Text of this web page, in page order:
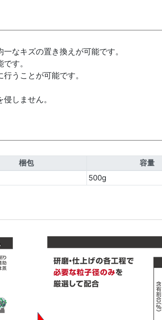
なキズの置き換えが可能です。
す。
うことが可能です。
しません。
梱包
容量
500g